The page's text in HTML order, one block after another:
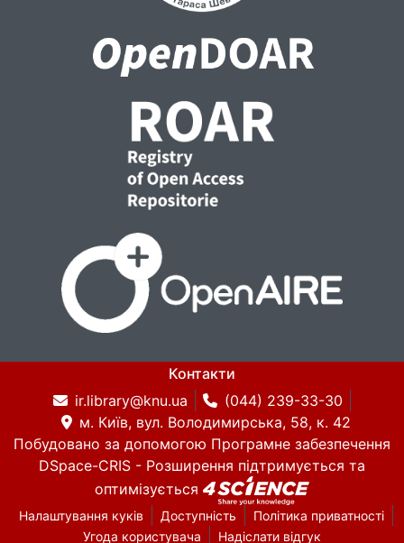
Контакти
ir.library@knu.ua
(044) 239-33-30
м. Київ, вул. Володимирська, 58, к. 42
Побудовано за допомогою Програмне забезпечення
DSpace-CRIS - Розширення підтримується та
оптимізується
Налаштування куків Доступність
Політика приватності
Угода користувача
Надіслати відгук